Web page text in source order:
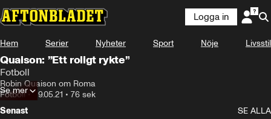
Logga in
Hem Serier Nyheter Sport Nöje Livsstil
Quaison: ”Ett roligt rykte”
Fotboll
Robin Quaison om Roma
Fotboll•29.05.21 • 76 sek
Se mer
Senast
SE ALLA